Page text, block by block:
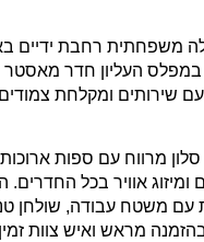
שירותים ומקלחת
מרווח עם ספות
ומיזוג אוויר בכל
משטח עבודה, שולחן
צוות זמין 24/7 – לחופשה משפחתית חמימה, רגועה ומלאת